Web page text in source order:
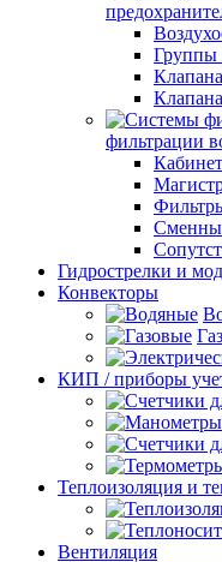
Группы
фильтрации
Гидрострелки и
Конвекторы
КИП / приборы
Теплоизоляция и
Вентиляция